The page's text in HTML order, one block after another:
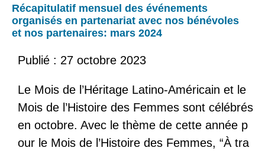
Récapitulatif mensuel des événements
organisés en partenariat avec nos bénévoles
et nos partenaires: mars 2024
Publié : 27 octobre 2023
Le Mois de l’Héritage Latino-Américain et le
Mois de l’Histoire des Femmes sont célébrés
en octobre. Avec le thème de cette année p
our le Mois de l’Histoire des Femmes, “À tra